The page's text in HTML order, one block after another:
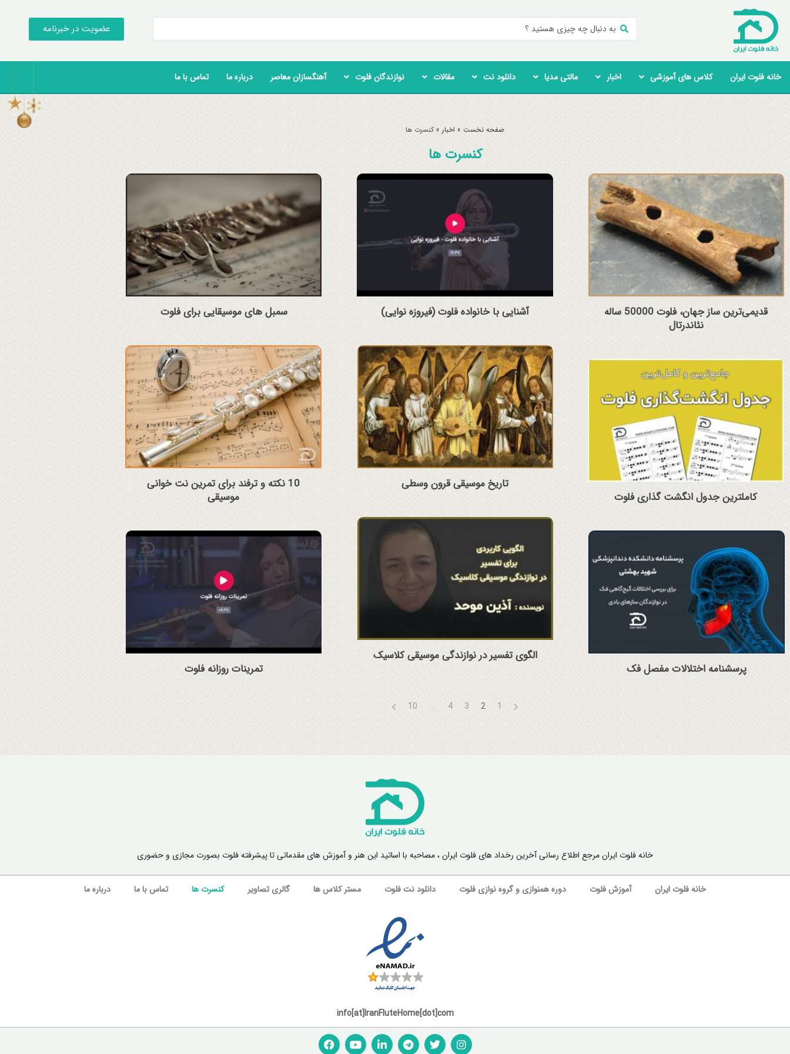
عضویت در خبرنامه
خانه فلوت ایران کلاس های آموزشی اخبار مالتی مدیا دانلود نت مقالات نوازندگان فلوت آهنگسازان معاصر درباره ما تماس با ما
صفحه نخست » اخبار »کنسرت ها
کنسرت ها
قدیمی‌ترین ساز جهان، فلوت 50000 ساله
نئاندرتال
آشنایی با خانواده فلوت (فیروزه نوایی) سمبل های موسیقایی برای فلوت
تاریخ موسیقی قرون وسطی
10 نکته و ترفند برای تمرین نت خوانی
موسیقی
کاملترین جدول انگشت گذاری فلوت
الگوی تفسیر در نوازندگی موسیقی کلاسیک
پرسشنامه اختلالات مفصل فک
تمرینات روزانه فلوت
1
2
3
4
...
10
خانه فلوت ایران مرجع اطلاع رسانی آخرین رخداد های فلوت ایران ، مصاحبه با اساتید این هنر و آموزش های مقدماتی تا پیشرفته فلوت بصورت مجازی و حضوری
خانه فلوت ایران آموزش فلوت دوره همنوازی و گروه‌‌ نوازی فلوت دانلود نت فلوت مستر کلاس ها گالری تصاویر کنسرت ها تماس با ما درباره ما
info[at]IranFluteHome[dot]com